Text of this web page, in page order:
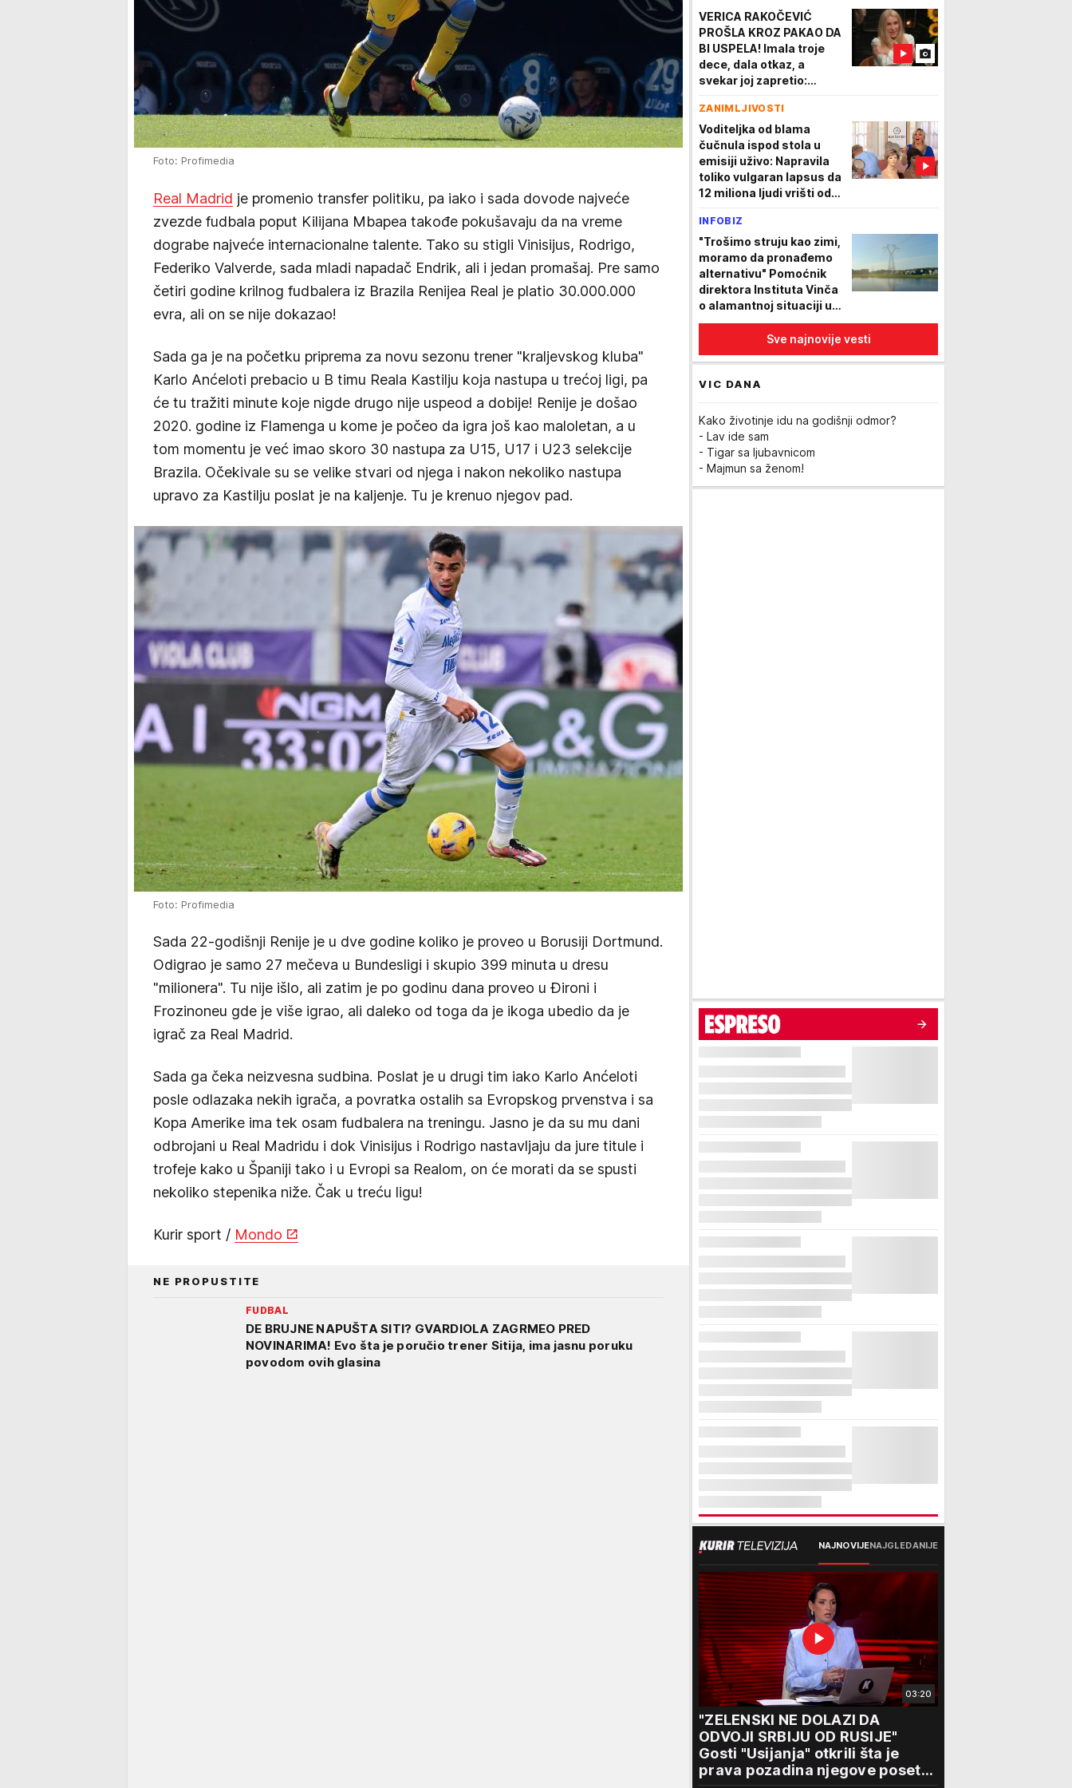
Foto: Profimedia
Real Madrid je promenio transfer politiku, pa iako i sada dovode najveće
zvezde fudbala poput Kilijana Mbapea takođe pokušavaju da na vreme
dograbe najveće internacionalne talente. Tako su stigli Vinisijus, Rodrigo,
Federiko Valverde, sada mladi napadač Endrik, ali i jedan promašaj. Pre samo
četiri godine krilnog fudbalera iz Brazila Renijea Real je platio 30.000.000
evra, ali on se nije dokazao!
Sada ga je na početku priprema za novu sezonu trener "kraljevskog kluba"
Karlo Anćeloti prebacio u B timu Reala Kastilju koja nastupa u trećoj ligi, pa
će tu tražiti minute koje nigde drugo nije uspeod a dobije! Renije je došao
2020. godine iz Flamenga u kome je počeo da igra još kao maloletan, a u
tom momentu je već imao skoro 30 nastupa za U15, U17 i U23 selekcije
Brazila. Očekivale su se velike stvari od njega i nakon nekoliko nastupa
upravo za Kastilju poslat je na kaljenje. Tu je krenuo njegov pad.
Foto: Profimedia
Sada 22-godišnji Renije je u dve godine koliko je proveo u Borusiji Dortmund.
Odigrao je samo 27 mečeva u Bundesligi i skupio 399 minuta u dresu
"milionera". Tu nije išlo, ali zatim je po godinu dana proveo u Đironi i
Frozinoneu gde je više igrao, ali daleko od toga da je ikoga ubedio da je
igrač za Real Madrid.
Sada ga čeka neizvesna sudbina. Poslat je u drugi tim iako Karlo Anćeloti
posle odlazaka nekih igrača, a povratka ostalih sa Evropskog prvenstva i sa
Kopa Amerike ima tek osam fudbalera na treningu. Jasno je da su mu dani
odbrojani u Real Madridu i dok Vinisijus i Rodrigo nastavljaju da jure titule i
trofeje kako u Španiji tako i u Evropi sa Realom, on će morati da se spusti
nekoliko stepenika niže. Čak u treću ligu!
Kurir sport / Mondo
NE PROPUSTITE
FUDBAL
DE BRUJNE NAPUŠTA SITI? GVARDIOLA ZAGRMEO PRED
NOVINARIMA! Evo šta je poručio trener Sitija, ima jasnu poruku
povodom ovih glasina
VERICA RAKOČEVIĆ
PROŠLA KROZ PAKAO DA
BI USPELA! Imala troje
dece, dala otkaz, a
svekar joj zapretio:
ZANIMLJIVOSTI
Voditeljka od blama
čučnula ispod stola u
emisiji uživo: Napravila
toliko vulgaran lapsus da
12 miliona ljudi vrišti od
INFOBIZ
"Trošimo struju kao zimi,
moramo da pronađemo
alternativu" Pomoćnik
direktora Instituta Vinča
o alamantnoj situaciji u
Srbiji i regionu
Sve najnovije vesti
VIC DANA
Kako životinje idu na godišnji odmor?
- Lav ide sam
- Tigar sa ljubavnicom
- Majmun sa ženom!
NAJNOVIJENAJGLEDANIJE
03:20
"ZELENSKI NE DOLAZI DA
ODVOJI SRBIJU OD RUSIJE"
Gosti "Usijanja" otkrili šta je
prava pozadina njegove posete